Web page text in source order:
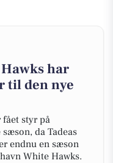
har
til den nye
styr på
da Tadeas
endnu en sæson
White Hawks.